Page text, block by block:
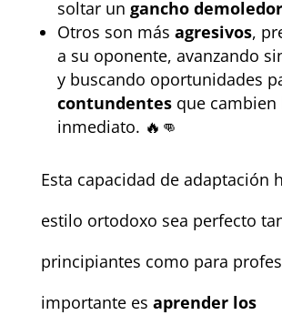
soltar un gancho demoledor
Otros son más agresivos,
a su oponente, avanzando
y buscando oportunidades
contundentesque cambien
inmediato. 🔥👊
Esta capacidad de adaptación
estilo ortodoxo sea perfecto
principiantes como para
importante es aprender los